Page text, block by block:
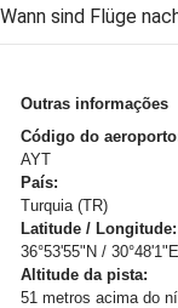
Wann sind Flüge
Outras informações
Código do
AYT
País:
Turquia (TR)
Latitude / Longitude:
36°53'55"N / 30°48'1"E
Altitude da pista:
51 metros acima do